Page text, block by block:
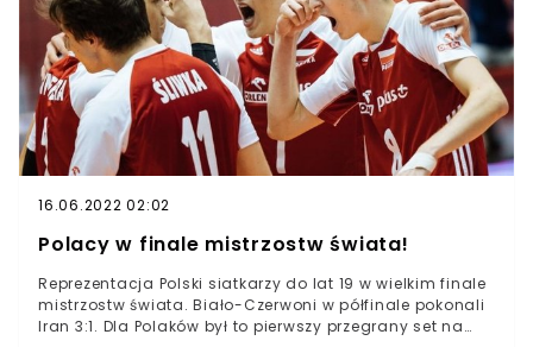
wtorek bez kilku kluczowych zawdnikówRobert
Lewandowski nie wystąpi w pierwszym sparingu przed
Euro 2020. Kapitana polskiej kadry zabraknie we
wtorkowym spotkaniu z Rosją. Selekcjoner Paulo Sousa
nie chce zbytnio ryzykować zdrowiem piłkarza przed
Euro 2020.Napastnik Bayernu ma za sobą bardzo
udany sezon, ale pod koniec marca doznał kontuzji
kolana, która wykluczyła go z gry na miesiąc. Dlatego
latka zabraknie w wyjściowym składzie.
16.06.2022 02:02
Polacy w finale mistrzostw świata!
Reprezentacja Polski siatkarzy do lat 19 w wielkim finale
mistrzostw świata. Biało-Czerwoni w półfinale pokonali
Iran 3:1. Dla Polaków był to pierwszy przegrany set na